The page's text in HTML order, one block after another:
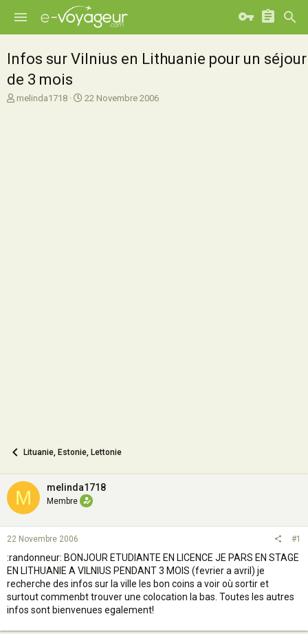
Infos sur Vilnius en Lithuanie pour un séjour
de 3 mois
A
melinda1718
D
22 Novembre 2006
Lituanie, Estonie, Lettonie
M melinda1718
Membre
22 Novembre 2006 #1
:randonneur: BONJOUR ETUDIANTE EN LICENCE JE PARS EN STAGE
EN LITHUANIE A VILNIUS PENDANT 3 MOIS (fevrier a avril) je
recherche des infos sur la ville les bon coins a voir où sortir et
surtout commenbt trouver une colocation la bas. Toutes les autres
infos sont bienvenues egalement!